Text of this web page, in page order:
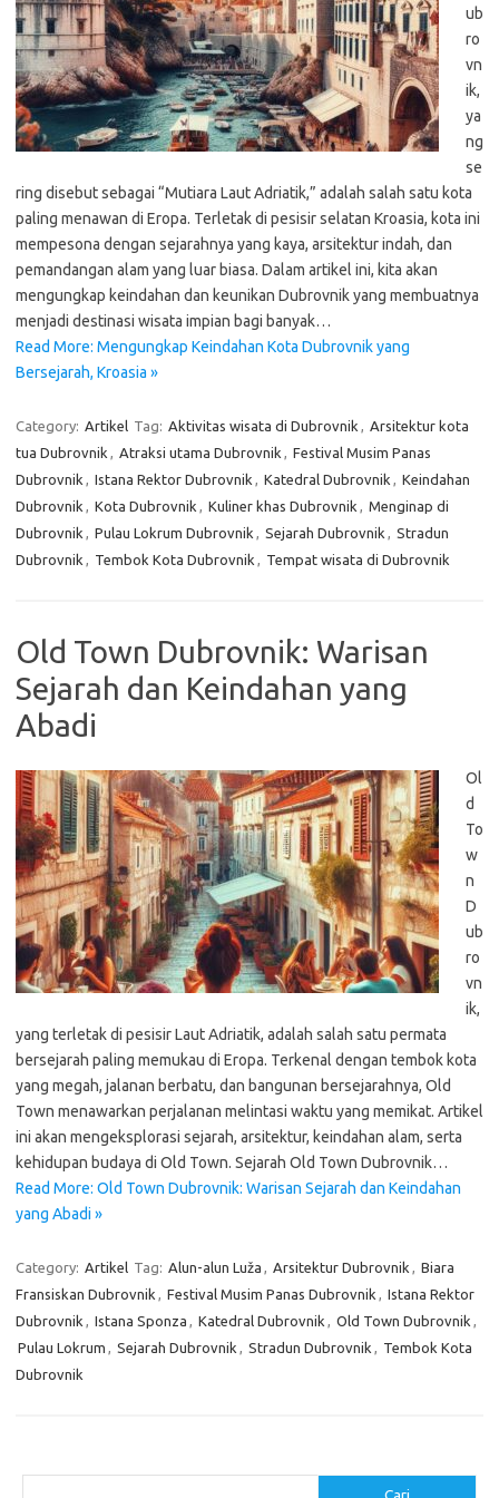
ub
ro
vn
ik,
ya
ng
se
ring disebut sebagai “Mutiara Laut Adriatik,” adalah salah satu kota
paling menawan di Eropa. Terletak di pesisir selatan Kroasia, kota ini
mempesona dengan sejarahnya yang kaya, arsitektur indah, dan
pemandangan alam yang luar biasa. Dalam artikel ini, kita akan
mengungkap keindahan dan keunikan Dubrovnik yang membuatnya
menjadi destinasi wisata impian bagi banyak…
Read More: Mengungkap Keindahan Kota Dubrovnik yang
Bersejarah, Kroasia »
Category: Artikel Tag: Aktivitas wisata di Dubrovnik , Arsitektur kota
tua Dubrovnik , Atraksi utama Dubrovnik , Festival Musim Panas
Dubrovnik , Istana Rektor Dubrovnik , Katedral Dubrovnik , Keindahan
Dubrovnik , Kota Dubrovnik , Kuliner khas Dubrovnik , Menginap di
Dubrovnik , Pulau Lokrum Dubrovnik , Sejarah Dubrovnik , Stradun
Dubrovnik , Tembok Kota Dubrovnik , Tempat wisata di Dubrovnik
Old Town Dubrovnik: Warisan
Sejarah dan Keindahan yang
Abadi
Ol
d
To
w
n
D
ub
ro
vn
ik,
yang terletak di pesisir Laut Adriatik, adalah salah satu permata
bersejarah paling memukau di Eropa. Terkenal dengan tembok kota
yang megah, jalanan berbatu, dan bangunan bersejarahnya, Old
Town menawarkan perjalanan melintasi waktu yang memikat. Artikel
ini akan mengeksplorasi sejarah, arsitektur, keindahan alam, serta
kehidupan budaya di Old Town. Sejarah Old Town Dubrovnik…
Read More: Old Town Dubrovnik: Warisan Sejarah dan Keindahan
yang Abadi »
Category: Artikel Tag: Alun-alun Luža , Arsitektur Dubrovnik , Biara
Fransiskan Dubrovnik , Festival Musim Panas Dubrovnik , Istana Rektor
Dubrovnik , Istana Sponza , Katedral Dubrovnik , Old Town Dubrovnik ,
Pulau Lokrum , Sejarah Dubrovnik , Stradun Dubrovnik , Tembok Kota
Dubrovnik